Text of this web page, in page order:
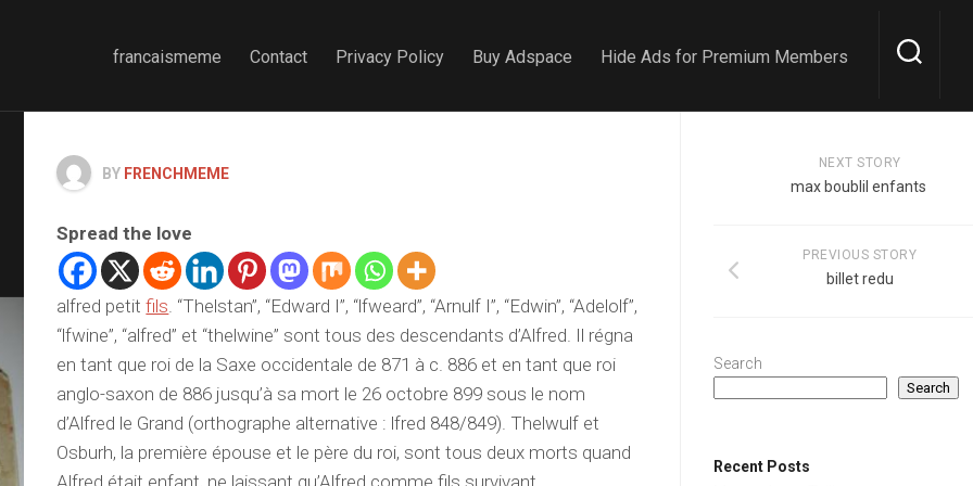
francaismeme Contact Privacy Policy Buy Adspace Hide Ads for Premium Members
BY FRENCHMEME
Spread the love
alfred petitfils. “Thelstan”, “Edward I”, “lfweard”, “Arnulf I”, “Edwin”, “Adelolf”,
“lfwine”, “alfred” et “thelwine” sont tous des descendants d’Alfred. Il régna
en tant que roi de la Saxe occidentale de 871 à c. 886 et en tant que roi
anglo-saxon de 886 jusqu’à sa mort le 26 octobre 899 sous le nom
d’Alfred le Grand (orthographe alternative : lfred 848/849). Thelwulf et
Osburh, la première épouse et le père du roi, sont tous deux morts quand
Alfred était enfant, ne laissant qu’Alfred comme fils survivant.
NEXT STORY
max boublil enfants
PREVIOUS STORY
billet redu
Search
Search
Recent Posts